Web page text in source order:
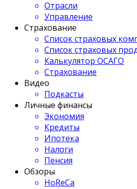
Отрасли
Управление
Страхование
Список страховых
Список страховых
Калькулятор ОСАГО
Страхование
Видео
Подкасты
Личные финансы
Экономия
Кредиты
Ипотека
Налоги
Пенсия
Обзоры
HoReCa